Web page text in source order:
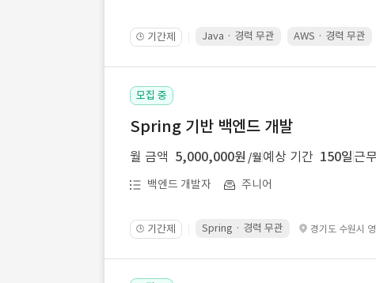
🕒 기간제 Java · 경력 무관 AWS · 경력 무관
모집 중
Spring 기반 백엔드 개발
월 금액 5,000,000원 /월예상 기간 150일 근
백엔드 개발자 주니어
🕒 기간제 Spring · 경력 무관 경기도 수원시